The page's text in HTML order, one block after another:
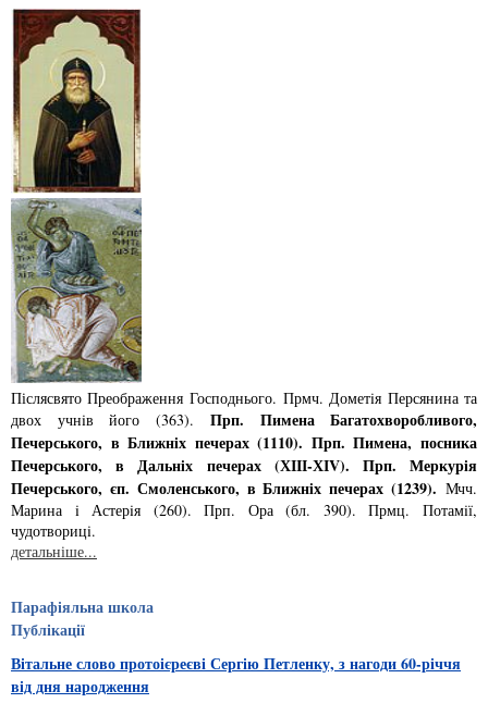
Післясвято Преображення Господнього. Прмч. Дометiя Персянина та
двох учнiв його (363). Прп. Пимена Багатохворобливого,
Печерського, в Ближнiх печерах (1110). Прп. Пимена, посника
Печерського, в Дальнiх печерах (ХІІІ-ХІV). Прп. Меркурiя
Печерського, єп. Смоленського, в Ближнiх печерах (1239). Мчч.
Марина i Астерiя (260). Прп. Ора (бл. 390). Прмц. Потамiї,
чудотворицi.
детальніше...
Парафіяльна школа
Публікації
Вітальне слово протоієреєві Сергію Петленку, з нагоди 60-річчя
від дня народження